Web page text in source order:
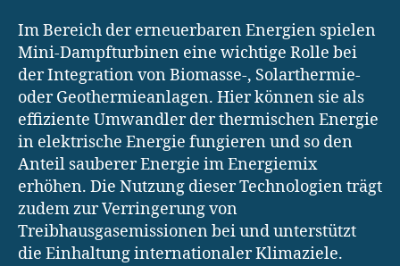
Im Bereich der erneuerbaren Energien spielen
Mini-Dampfturbinen eine wichtige Rolle bei
der Integration von Biomasse-, Solarthermie-
oder Geothermieanlagen. Hier können sie als
effiziente Umwandler der thermischen Energie
in elektrische Energie fungieren und so den
Anteil sauberer Energie im Energiemix
erhöhen. Die Nutzung dieser Technologien trägt
zudem zur Verringerung von
Treibhausgasemissionen bei und unterstützt
die Einhaltung internationaler Klimaziele.